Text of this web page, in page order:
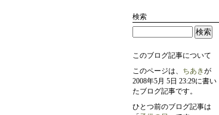
検索
このブログ記事について
このページは、 ちあきが
2008年5月 5日 23:29に書い
たブログ記事です。
ひとつ前のブログ記事は